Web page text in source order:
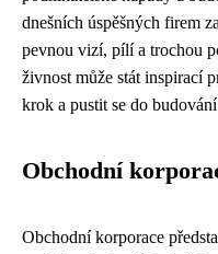
dnešních úspěšných firem
pevnou vizí, pílí a trochou
živnost může stát inspirací
krok a pustit se do
Obchodní
Obchodní korporace